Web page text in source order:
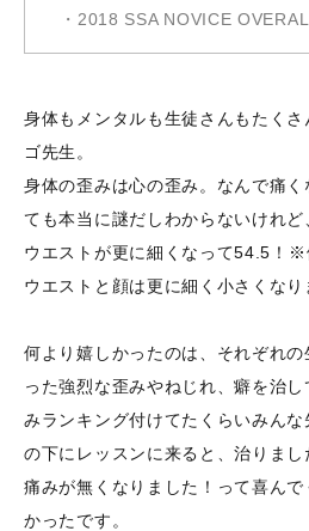
・2018 SSA NOVICE
身体もメンタルも生徒さんもたく
ゴ先生。
身体の歪みは心の歪み。なんで痛
ても本当に謎だしわからないけれ
ウエストが更に細くなって54.5！※
ウエストと顔は更に細く小さくなり
何より嬉しかったのは、それぞれ
った強烈な歪みやねじれ、癖を治
みランキング付けてたくらいみん
の下にレッスンに来ると、治りまし
痛みが無くなりました！って喜ん
かったです。